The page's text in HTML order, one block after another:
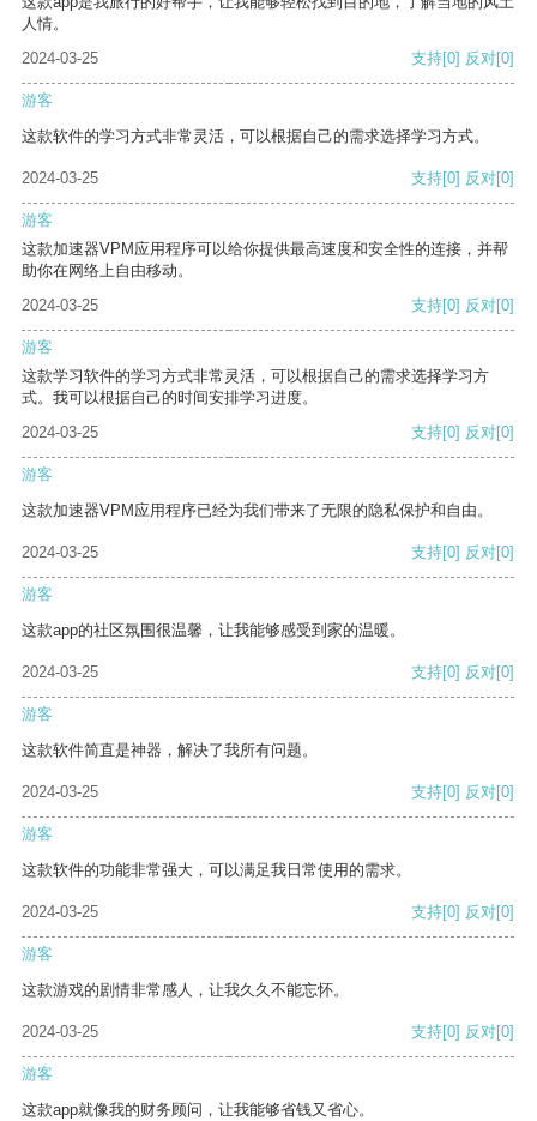
人情。
2024-03-25
支持[0] 反对[0]
游客
这款软件的学习方式非常灵活，可以根据自己的需求选择学习方式。
2024-03-25 支持[0] 反对[0]
游客
这款加速器VPM应用程序可以给你提供最高速度和安全性的连接，并帮
助你在网络上自由移动。
2024-03-25
支持[0] 反对[0]
游客
这款学习软件的学习方式非常灵活，可以根据自己的需求选择学习方
式。我可以根据自己的时间安排学习进度。
2024-03-25
支持[0] 反对[0]
游客
这款加速器VPM应用程序已经为我们带来了无限的隐私保护和自由。
2024-03-25 支持[0] 反对[0]
游客
这款app的社区氛围很温馨，让我能够感受到家的温暖。
2024-03-25 支持[0] 反对[0]
游客
这款软件简直是神器，解决了我所有问题。
2024-03-25 支持[0] 反对[0]
游客
这款软件的功能非常强大，可以满足我日常使用的需求。
2024-03-25 支持[0] 反对[0]
游客
这款游戏的剧情非常感人，让我久久不能忘怀。
2024-03-25 支持[0] 反对[0]
游客
这款app就像我的财务顾问，让我能够省钱又省心。